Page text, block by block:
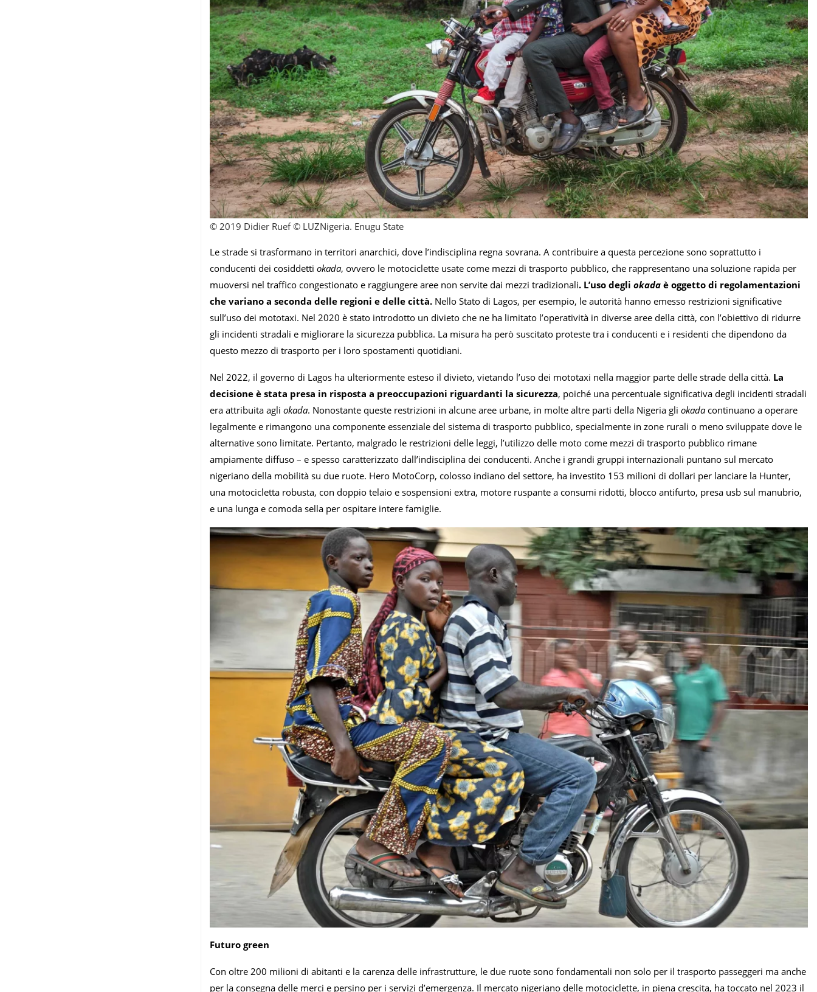
© 2019 Didier Ruef © LUZNigeria. Enugu State
Le strade si trasformano in territori anarchici, dove l’indisciplina regna sovrana. A contribuire a questa percezione sono soprattutto i
conducenti dei cosiddetti okada, ovvero le motociclette usate come mezzi di trasporto pubblico, che rappresentano una soluzione rapida per
muoversi nel traffico congestionato e raggiungere aree non servite dai mezzi tradizionali. L’uso degli okada è oggetto di regolamentazioni
che variano a seconda delle regioni e delle città. Nello Stato di Lagos, per esempio, le autorità hanno emesso restrizioni significative
sull’uso dei mototaxi. Nel 2020 è stato introdotto un divieto che ne ha limitato l’operatività in diverse aree della città, con l’obiettivo di ridurre
gli incidenti stradali e migliorare la sicurezza pubblica. La misura ha però suscitato proteste tra i conducenti e i residenti che dipendono da
questo mezzo di trasporto per i loro spostamenti quotidiani.
Nel 2022, il governo di Lagos ha ulteriormente esteso il divieto, vietando l’uso dei mototaxi nella maggior parte delle strade della città. La
decisione è stata presa in risposta a preoccupazioni riguardanti la sicurezza, poiché una percentuale significativa degli incidenti stradali
era attribuita agli okada. Nonostante queste restrizioni in alcune aree urbane, in molte altre parti della Nigeria gli okadacontinuano a operare
legalmente e rimangono una componente essenziale del sistema di trasporto pubblico, specialmente in zone rurali o meno sviluppate dove le
alternative sono limitate. Pertanto, malgrado le restrizioni delle leggi, l’utilizzo delle moto come mezzi di trasporto pubblico rimane
ampiamente diffuso – e spesso caratterizzato dall’indisciplina dei conducenti. Anche i grandi gruppi internazionali puntano sul mercato
nigeriano della mobilità su due ruote. Hero MotoCorp, colosso indiano del settore, ha investito 153 milioni di dollari per lanciare la Hunter,
una motocicletta robusta, con doppio telaio e sospensioni extra, motore ruspante a consumi ridotti, blocco antifurto, presa usb sul manubrio,
e una lunga e comoda sella per ospitare intere famiglie.
Futuro green
Con oltre 200 milioni di abitanti e la carenza delle infrastrutture, le due ruote sono fondamentali non solo per il trasporto passeggeri ma anche
per la consegna delle merci e persino per i servizi d’emergenza. Il mercato nigeriano delle motociclette, in piena crescita, ha toccato nel 2023 il